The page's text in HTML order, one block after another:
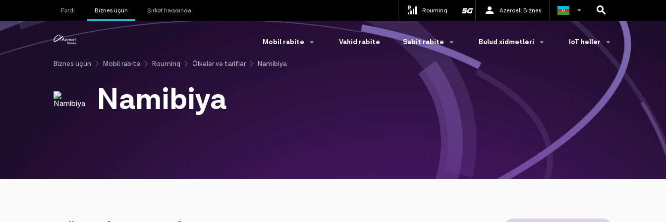
Fərdi Biznes üçün Şirkət haqqında Rouminq Azercell Biznes
Mobil rabitə Vahid rabitə Sabit rabitə Bulud xidmətləri IoT həllər
Biznes üçün Mobil rabitə Rouminq Ölkələr və tariflər Namibiya
Namibiya